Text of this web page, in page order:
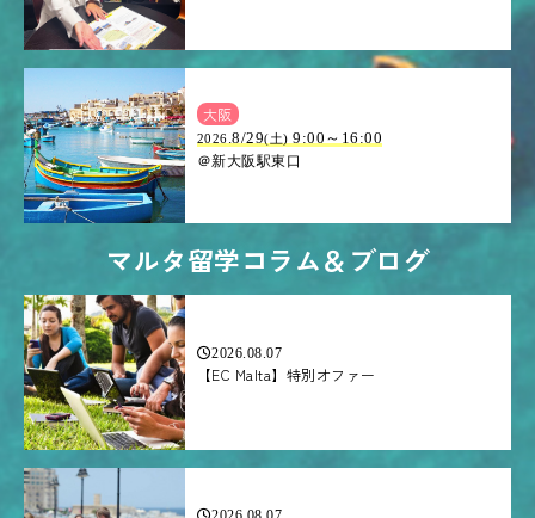
大阪
2026 .8/29(土) 9:00～16:00
＠新大阪駅東口
マルタ留学コラム＆ブログ
2026.08.07
【EC Malta】特別オファー